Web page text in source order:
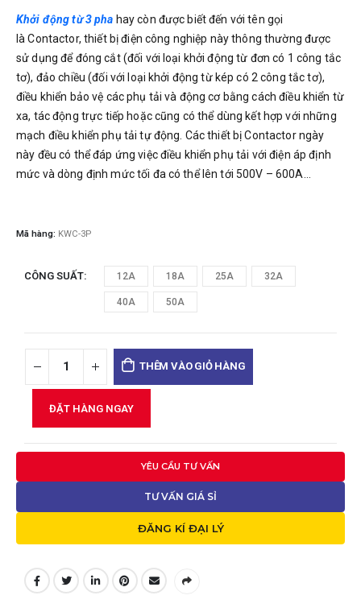
Khởi động từ 3 pha hay còn được biết đến với tên gọi
là Contactor, thiết bị điện công nghiệp này thông thường được
sử dụng để đóng cắt (đối với loại khởi động từ đơn có 1 công tắc
tơ), đảo chiều (đối với loại khởi động từ kép có 2 công tắc tơ),
điều khiển bảo vệ các phụ tải và động cơ bằng cách điều khiển từ
xa, tác động trực tiếp hoặc cũng có thể dùng kết hợp với những
mạch điều khiển phụ tải tự động. Các thiết bị Contactor ngày
này đều có thể đáp ứng việc điều khiển phụ tải với điện áp định
mức và dòng định mức tối đa có thể lên tới 500V – 600A…
Mã hàng: KWC-3P
CÔNG SUẤT 12A 18A 25A 32A
40A 50A
THÊM VÀO GIỎ HÀNG
ĐẶT HÀNG NGAY
YÊU CẦU TƯ VẤN
TƯ VẤN GIÁ SỈ
ĐĂNG KÍ ĐẠI LÝ